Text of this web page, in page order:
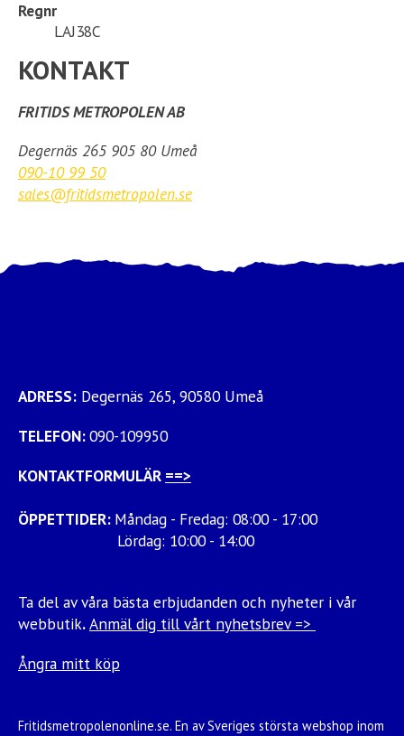
Regnr
LAJ38C
KONTAKT
FRITIDS METROPOLEN AB
Degernäs 265 905 80 Umeå
090-10 99 50
sales@fritidsmetropolen.se
ADRESS: Degernäs 265, 90580 Umeå
TELEFON:090-109950
KONTAKTFORMULÄR ==>
ÖPPETTIDER: Måndag - Fredag: 08:00 - 17:00
Lördag: 10:00 - 14:00
Ta del av våra bästa erbjudanden och nyheter i vår
webbutik.Anmäl dig till vårt nyhetsbrev =>
Ångra mitt köp
Fritidsmetropolenonline.se. En av Sveriges största webshop inom